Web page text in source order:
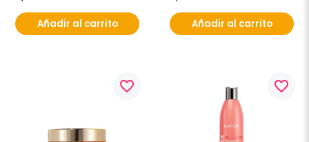
Añadir al carrito Añadir al carrito
favorite_border favorite_border